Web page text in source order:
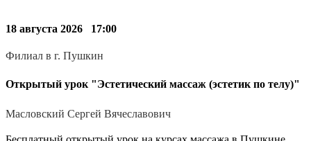
18 августа 2026 17:00
Филиал в г. Пушкин
Открытый урок "Эстетический массаж (эстетик по телу)"
Масловский Сергей Вячеславович